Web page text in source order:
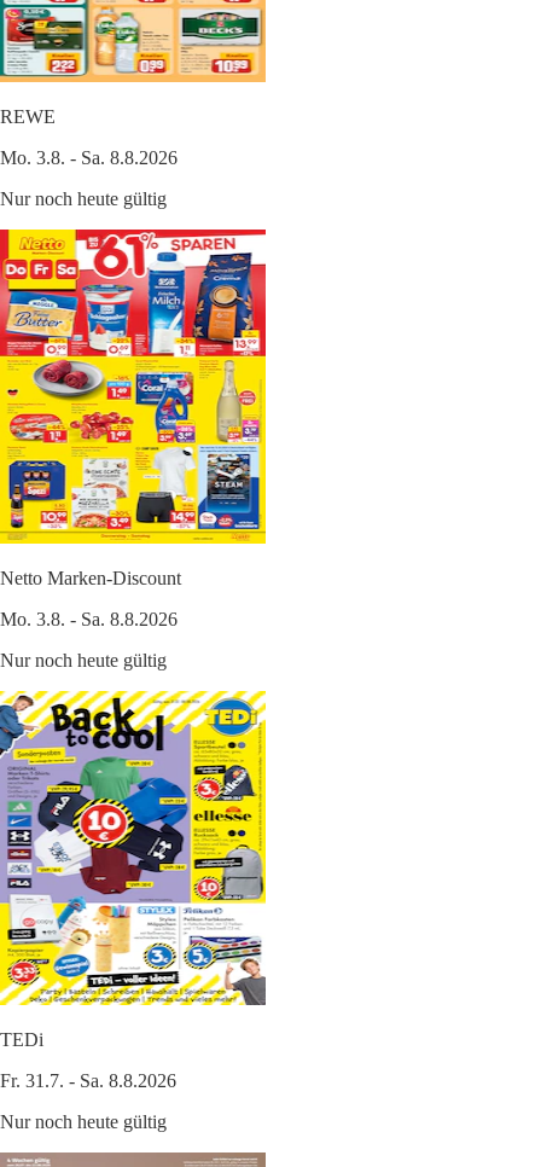
REWE
Mo. 3.8. - Sa. 8.8.2026
Nur noch heute gültig
Netto Marken-Discount
Mo. 3.8. - Sa. 8.8.2026
Nur noch heute gültig
TEDi
Fr. 31.7. - Sa. 8.8.2026
Nur noch heute gültig